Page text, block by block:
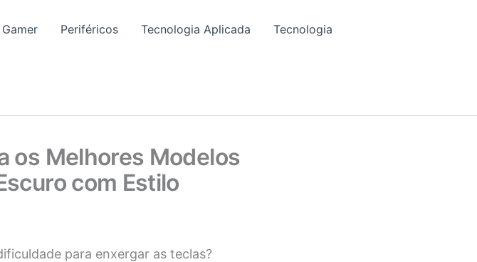
Gamer Periféricos Tecnologia Aplicada Tecnologia
os Melhores Modelos
com Estilo
para enxergar as teclas?